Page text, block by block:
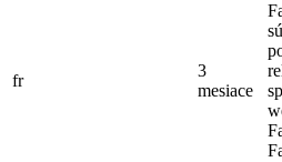
fr
3
mesiace